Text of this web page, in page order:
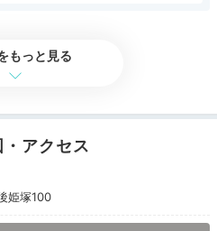
つけるのではとお
もっと見る
・アクセス
姫塚100